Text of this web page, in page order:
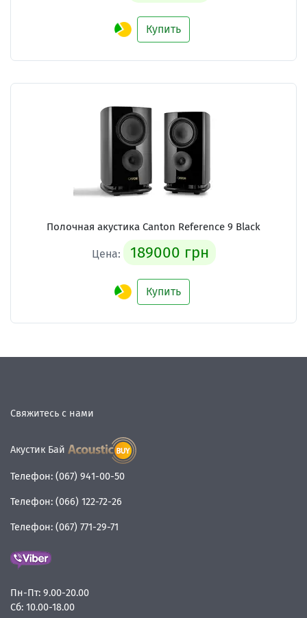
Купить
Полочная акустика Canton Reference 9 Black
Цена: 189000 грн
Купить
Свяжитесь с нами
Акустик Бай
Телефон: (067) 941-00-50
Телефон: (066) 122-72-26
Телефон: (067) 771-29-71
Пн-Пт: 9.00-20.00
Сб: 10.00-18.00